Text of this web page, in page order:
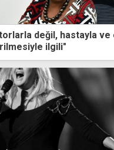
değil, hastayla ve
ilgili"